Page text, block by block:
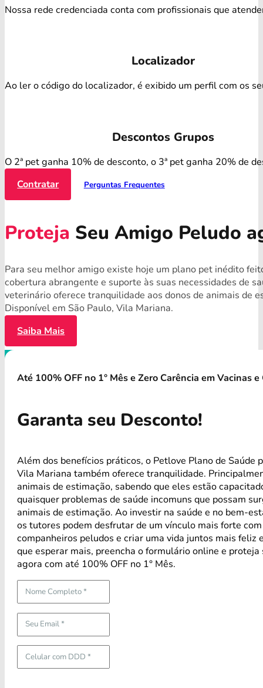
Nossa rede credenciada conta com profissionais que
Localizador
Ao ler o código do localizador, é exibido um perfil com os
Descontos Grupos
O 2ª pet ganha 10% de desconto, o 3ª pet ganha 20% de
Contratar
Perguntas Frequentes
Proteja Seu Amigo Peludo
Para seu melhor amigo existe hoje um plano pet inédito
cobertura abrangente e suporte às suas necessidades de
veterinário oferece tranquilidade aos donos de animais de
Disponível em São Paulo, Vila Mariana.
Saiba Mais
Até 100% OFF no 1° Mês e Zero Carência em Vacinas
Garanta seu Desconto!
Além dos benefícios práticos, o Petlove Plano de Saúde
Vila Mariana também oferece tranquilidade.
animais de estimação, sabendo que eles estão
quaisquer problemas de saúde incomuns que possam
animais de estimação. Ao investir na saúde e no bem-
os tutores podem desfrutar de um vínculo mais forte
companheiros peludos e criar uma vida juntos mais feliz
que esperar mais, preencha o formulário online e proteja
agora com até 100% OFF no 1° Mês.